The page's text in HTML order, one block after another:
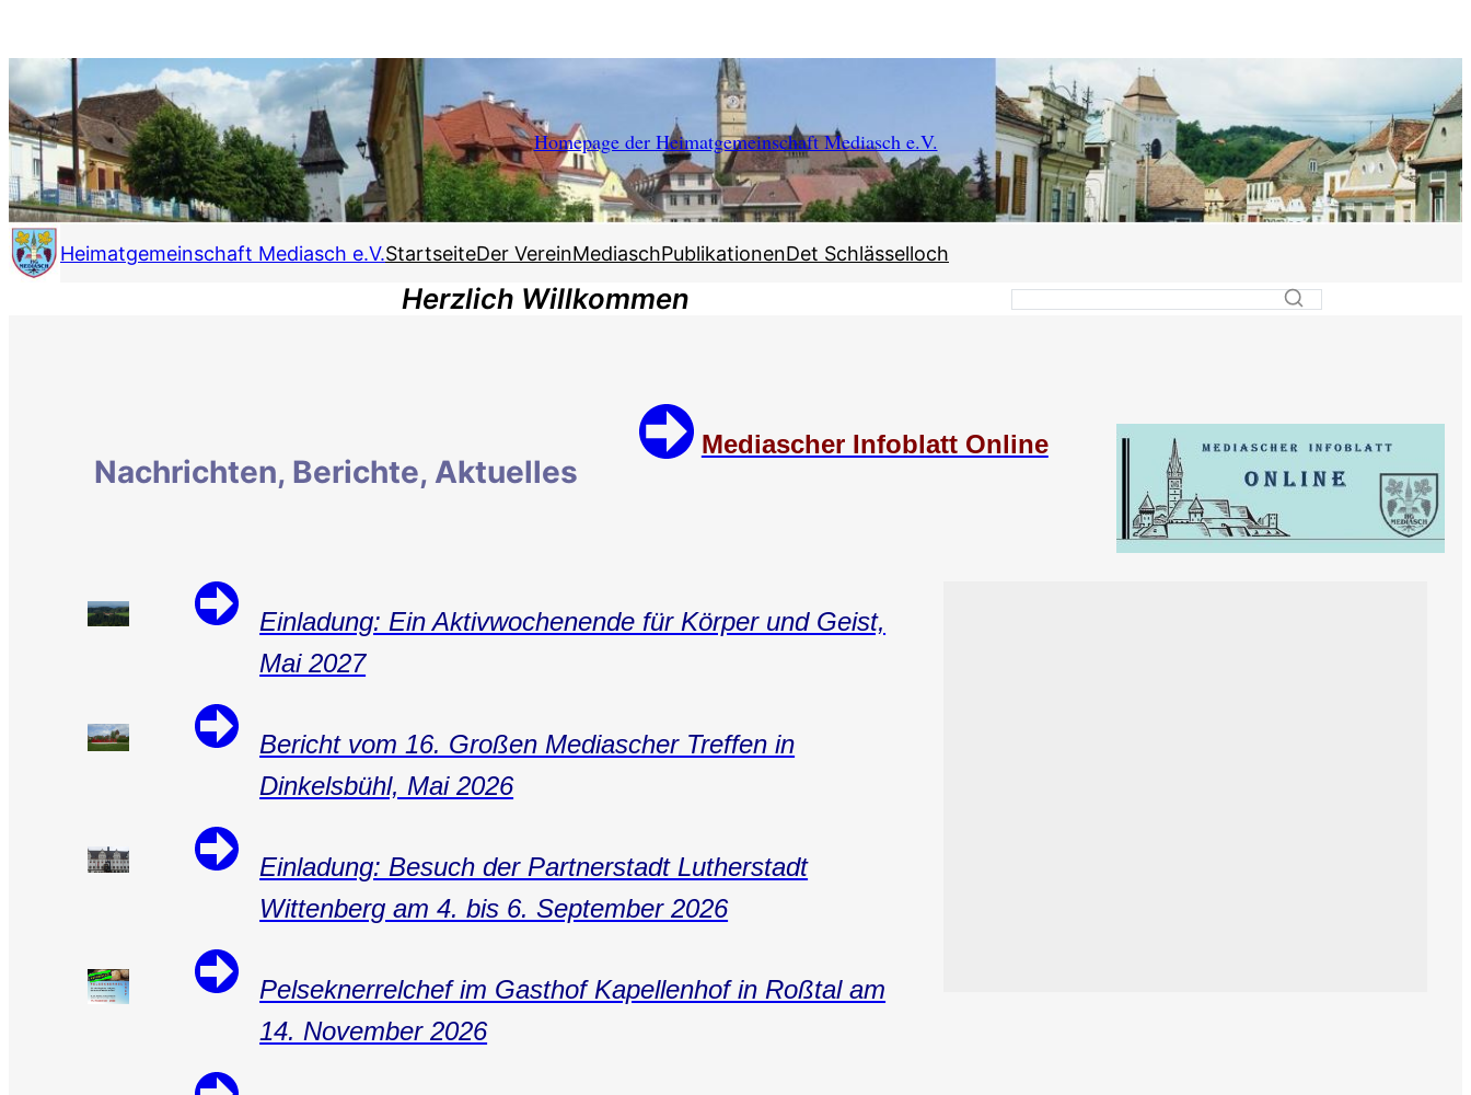
Inhalt
springen
Homepage der Heimatgemeinschaft Mediasch e.V.
Heimatgemeinschaft Mediasch e.V.StartseiteDer VereinMediaschPublikationenDet Schlässelloch
Herzlich Willkommen
Nachrichten, Berichte, Aktuelles
Mediascher Infoblatt Online
Einladung: Ein Aktivwochenende für Körper und Geist,
Mai 2027
Bericht vom 16. Großen Mediascher Treffen in
Dinkelsbühl, Mai 2026
Einladung: Besuch der Partnerstadt Lutherstadt
Wittenberg am 4. bis 6. September 2026
Pelseknerrelchef im Gasthof Kapellenhof in Roßtal am
14. November 2026